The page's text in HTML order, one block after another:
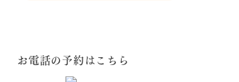
お電話の予約はこちら